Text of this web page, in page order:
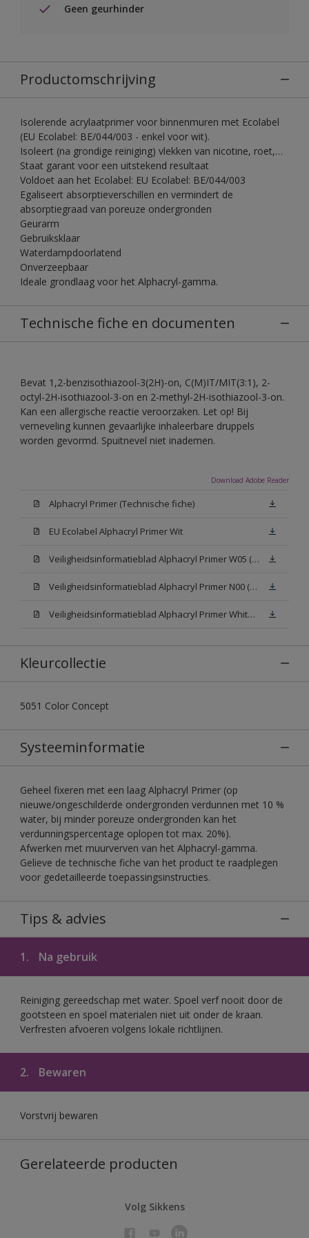
Geen geurhinder
Productomschrijving
Isolerende acrylaatprimer voor binnenmuren met Ecolabel
(EU Ecolabel: BE/044/003 - enkel voor wit).
Isoleert (na grondige reiniging) vlekken van nicotine, roet,…
Staat garant voor een uitstekend resultaat
Voldoet aan het Ecolabel: EU Ecolabel: BE/044/003
Egaliseert absorptieverschillen en vermindert de
absorptiegraad van poreuze ondergronden
Geurarm
Gebruiksklaar
Waterdampdoorlatend
Onverzeepbaar
Ideale grondlaag voor het Alphacryl-gamma.
Technische fiche en documenten
Bevat 1,2-benzisothiazool-3(2H)-on, C(M)IT/MIT(3:1), 2-
octyl-2H-isothiazool-3-on en 2-methyl-2H-isothiazool-3-on.
Kan een allergische reactie veroorzaken. Let op! Bij
verneveling kunnen gevaarlijke inhaleerbare druppels
worden gevormd. Spuitnevel niet inademen.
Download Adobe Reader
Alphacryl Primer (Technische fiche)
EU Ecolabel Alphacryl Primer Wit
Veiligheidsinformatieblad Alphacryl Primer W05 (SDS)
Veiligheidsinformatieblad Alphacryl Primer N00 (SDS)
Veiligheidsinformatieblad Alphacryl Primer White (SDS)
Kleurcollectie
5051 Color Concept
Systeeminformatie
Geheel fixeren met een laag Alphacryl Primer (op
nieuwe/ongeschilderde ondergronden verdunnen met 10 %
water, bij minder poreuze ondergronden kan het
verdunningspercentage oplopen tot max. 20%).
Afwerken met muurverven van het Alphacryl-gamma.
Gelieve de technische fiche van het product te raadplegen
voor gedetailleerde toepassingsinstructies.
Tips & advies
1. Na gebruik
Reiniging gereedschap met water. Spoel verf nooit door de
gootsteen en spoel materialen niet uit onder de kraan.
Verfresten afvoeren volgens lokale richtlijnen.
2. Bewaren
Vorstvrij bewaren
Gerelateerde producten
Volg Sikkens